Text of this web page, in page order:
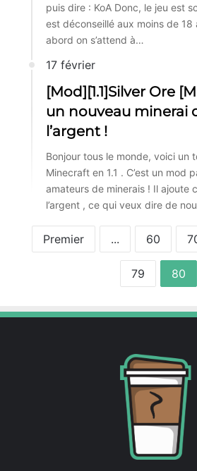
puis dire : KoA Donc, le jeu est
est déconseillé aux moins de
abord on s’attend à…
17 février
[Mod][1.1]Silver Ore
un nouveau minerai
l’argent !
Bonjour tous le monde, voici un
Minecraft en 1.1 . C’est un mod
amateurs de minerais ! Il ajoute
l’argent , ce qui veux dire de
Premier ... 60
79 80